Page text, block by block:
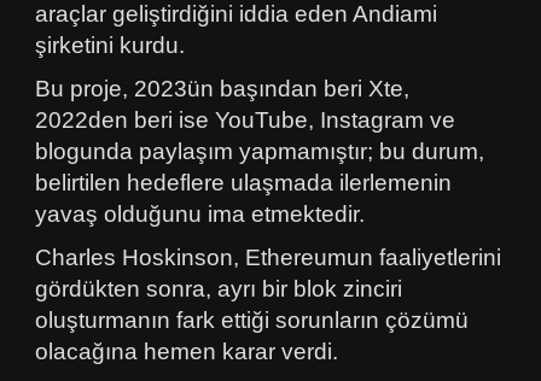
araçlar geliştirdiğini iddia eden Andiami
şirketini kurdu.
Bu proje, 2023ün başından beri Xte,
2022den beri ise YouTube, Instagram ve
blogunda paylaşım yapmamıştır; bu durum,
belirtilen hedeflere ulaşmada ilerlemenin
yavaş olduğunu ima etmektedir.
Charles Hoskinson, Ethereumun faaliyetlerini
gördükten sonra, ayrı bir blok zinciri
oluşturmanın fark ettiği sorunların çözümü
olacağına hemen karar verdi.